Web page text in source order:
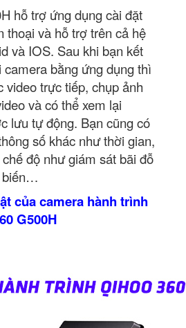
hỗ trợ ứng dụng cài đặt
thoại và hỗ trợ trên cả hệ
và IOS. Sau khi bạn kết
camera bằng ứng dụng thì
video trực tiếp, chụp ảnh
và có thể xem lại
lưu tự động. Bạn cũng có
số khác như thời gian,
độ như giám sát bãi đỗ
biến…
của camera hành trình
G500H